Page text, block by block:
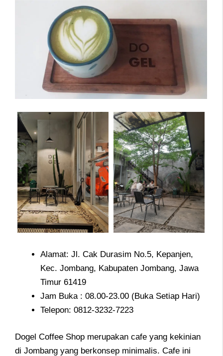
Alamat: Jl. Cak Durasim No.5, Kepanjen,
Kec. Jombang, Kabupaten Jombang, Jawa
Timur 61419
Jam Buka : 08.00-23.00 (Buka Setiap Hari)
Telepon: 0812-3232-7223
Dogel Coffee Shop merupakan cafe yang kekinian
di Jombang yang berkonsep minimalis. Cafe ini